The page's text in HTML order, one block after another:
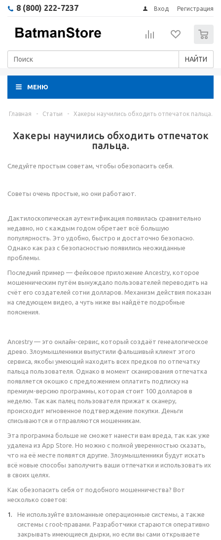
8 (800) 222-7237 Вход Регистрация
НАЙТИ
МЕНЮ
Главная - Статьи - Хакеры научились обходить отпечаток пальца.
Хакеры научились обходить отпечаток
пальца.
Следуйте простым советам, чтобы обезопасить себя.
Советы очень простые, но они работают.
Дактилоскопическая аутентификация появилась сравнительно
недавно, но с каждым годом обретает всё большую
популярность. Это удобно, быстро и достаточно безопасно.
Однако как раз с безопасностью появились неожиданные
проблемы.
Последний пример — фейковое приложение Ancestry, которое
мошенническим путём вынуждало пользователей переводить на
счёт его создателей сотни долларов. Механизм действия показан
на следующем видео, а чуть ниже вы найдёте подробные
пояснения.
Ancestry — это онлайн-сервис, который создаёт генеалогическое
древо. Злоумышленники выпустили фальшивый клиент этого
сервиса, якобы умеющий находить всех предков по отпечатку
пальца пользователя. Однако в момент сканирования отпечатка
появляется окошко с предложением оплатить подписку на
премиум-версию программы, которая стоит 100 долларов в
неделю. Так как палец пользователя прижат к сканеру,
происходит мгновенное подтверждение покупки. Деньги
списываются и отправляются мошенникам.
Эта программа больше не сможет нанести вам вреда, так как уже
удалена из App Store. Но можно с полной уверенностью сказать,
что на её месте появятся другие. Злоумышленники будут искать
всё новые способы заполучить ваши отпечатки и использовать их
в своих целях.
Как обезопасить себя от подобного мошенничества? Вот
несколько советов:
Не используйте взломанные операционные системы, а также
системы с root-правами. Разработчики стараются оперативно
закрывать имеющиеся дырки, но если вы сами открываете